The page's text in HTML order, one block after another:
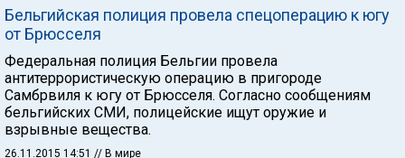
Бельгийская полиция провела спецоперацию к югу
от Брюсселя
Федеральная полиция Бельгии провела
антитеррористическую операцию в пригороде
Самбрвиля к югу от Брюсселя. Согласно сообщениям
бельгийских СМИ, полицейские ищут оружие и
взрывные вещества.
26.11.2015 14:51 // В мире